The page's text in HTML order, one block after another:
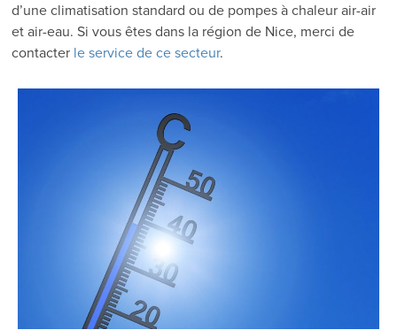
d’une climatisation standard ou de pompes à chaleur air-air
et air-eau. Si vous êtes dans la région de Nice, merci de
contacter le service de ce secteur.